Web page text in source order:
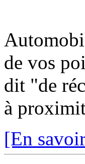
de vos
dit "de
à
[En